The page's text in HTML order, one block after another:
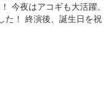
今夜はアコギも大活躍。
た！ 終演後、誕生日を祝